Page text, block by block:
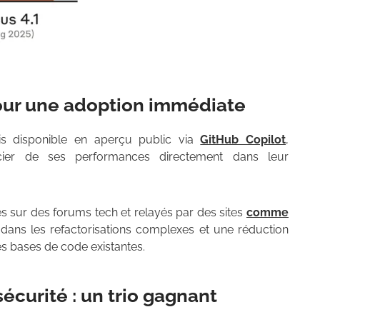
une adoption immédiate
disponible en aperçu public viaGitHub Copilot,
de ses performances directement dans leur
sur des forums tech et relayés par des sites comme
les refactorisations complexes et une réduction
bases de code existantes.
: un trio gagnant